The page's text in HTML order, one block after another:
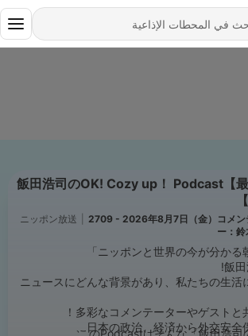
飯田浩司のOK! Cozy up！ Podcast【
ニッポン放送
2709 - 2026年8月7日（金）コメン
ー：鈴
飯
ニュースにどんな背景があり、私たちの生活
多彩なコメンテーターやゲストと
日本の政治、経済から外交安全
このPodcastはそんな「飯田浩